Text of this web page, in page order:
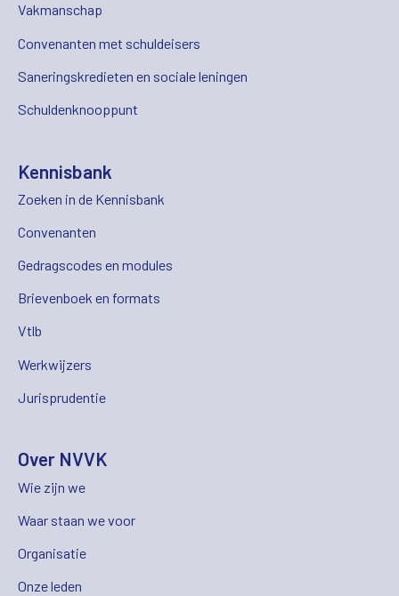
Vakmanschap
Convenanten met schuldeisers
Saneringskredieten en sociale leningen
Schuldenknooppunt
Kennisbank
Zoeken in de Kennisbank
Convenanten
Gedragscodes en modules
Brievenboek en formats
Vtlb
Werkwijzers
Jurisprudentie
Over NVVK
Wie zijn we
Waar staan we voor
Organisatie
Onze leden